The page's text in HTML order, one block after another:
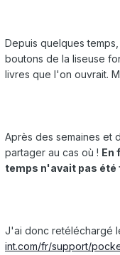
Depuis quelques
boutons de la liseuse
livres que l'on ouvrait.
Après des semaines et
partager au cas où ! En
temps n'avait pas
J'ai donc retéléchargé
int.com/fr/support/